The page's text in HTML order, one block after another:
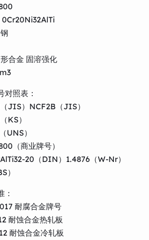
0Cr20Ni32AlTi
合金 固溶强化
对照表：
JIS）NCF2B（JIS）
KS）
UNS）
（商业牌号）
20（DIN）1.4876（W-Nr）
）
：
耐腐合金牌号
耐蚀合金热轧板
耐蚀合金冷轧板